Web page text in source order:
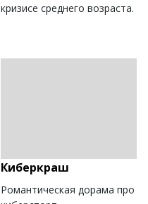
кризисе среднего возраста.
Киберкраш
Романтическая дорама про